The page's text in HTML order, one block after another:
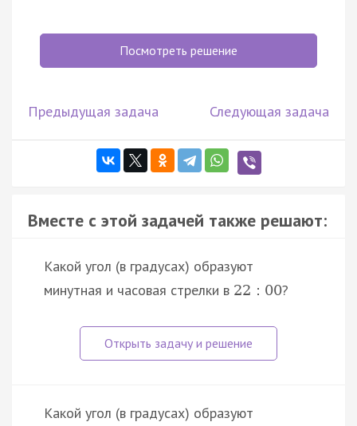
Посмотреть решение
Предыдущая задача Следующая задача
Вместе с этой задачей также решают:
Какой угол (в градусах) образуют
минутная и часовая стрелки в 22 : 00?
Какой угол (в градусах) образуют